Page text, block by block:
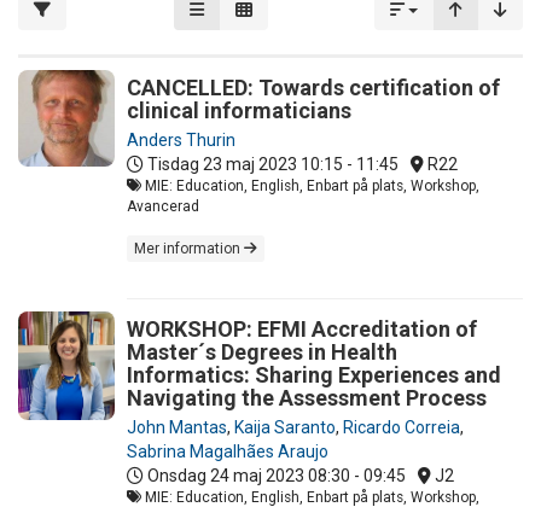
CANCELLED: Towards certification of
clinical informaticians
Anders Thurin
Tisdag 23 maj 2023 10:15 - 11:45 R22
MIE: Education, English, Enbart på plats, Workshop,
Avancerad
Mer information
WORKSHOP: EFMI Accreditation of
Master´s Degrees in Health
Informatics: Sharing Experiences and
Navigating the Assessment Process
John Mantas, Kaija Saranto, Ricardo Correia,
Sabrina Magalhães Araujo
Onsdag 24 maj 2023 08:30 - 09:45 J2
MIE: Education, English, Enbart på plats, Workshop,